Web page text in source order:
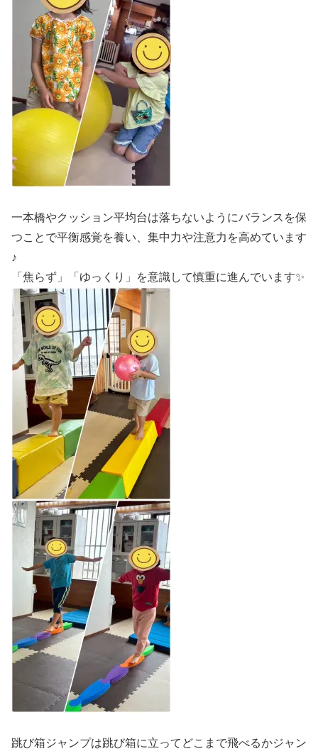
一本橋やクッション平均台は落ちないようにバランスを保
つことで平衡感覚を養い、集中力や注意力を高めています
♪
「焦らず」「ゆっくり」を意識して慎重に進んでいます✨
跳び箱ジャンプは跳び箱に立ってどこまで飛べるかジャン